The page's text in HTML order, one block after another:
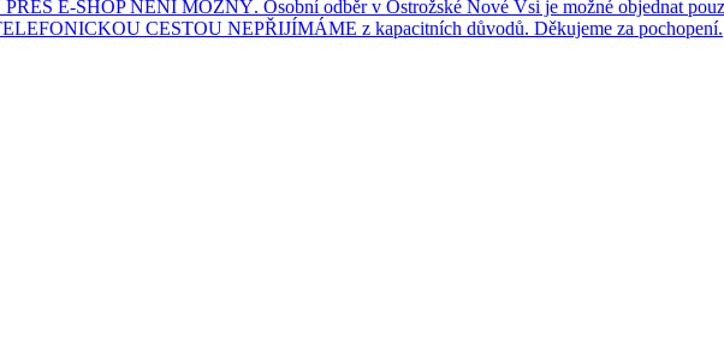
E-SHOP NENÍ MOŽNÝ. Osobní odběr v Ostrožské Nové Vsi je možné objednat
CESTOU NEPŘIJÍMÁME z kapacitních důvodů. Děkujeme za pochopení.